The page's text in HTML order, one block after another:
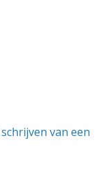
van een